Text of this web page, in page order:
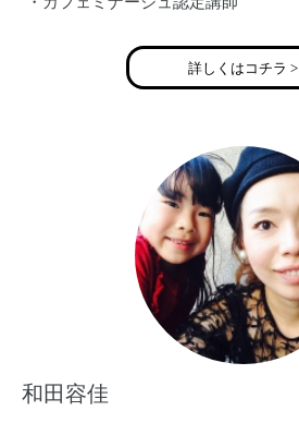
詳しくはコチラ >
和田容佳